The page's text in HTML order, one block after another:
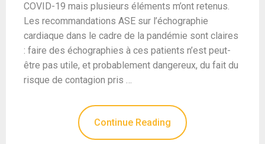
COVID-19 mais plusieurs éléments m’ont retenus.
Les recommandations ASE sur l’échographie
cardiaque dans le cadre de la pandémie sont claires
: faire des échographies à ces patients n’est peut-
être pas utile, et probablement dangereux, du fait du
risque de contagion pris …
Continue Reading